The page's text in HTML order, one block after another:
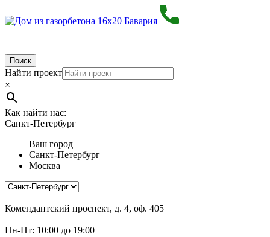
Поиск
Найти проект
×
Как найти нас:
Санкт-Петербург
Ваш город
Санкт-Петербург
Москва
Комендантский проспект, д. 4, оф. 405
Пн-Пт: 10:00 до 19:00